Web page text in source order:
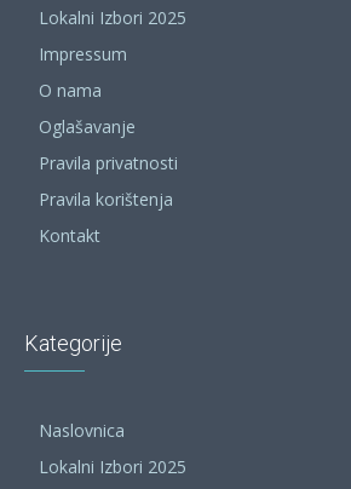
Lokalni Izbori 2025
Impressum
O nama
Oglašavanje
Pravila privatnosti
Pravila korištenja
Kontakt
Kategorije
Naslovnica
Lokalni Izbori 2025